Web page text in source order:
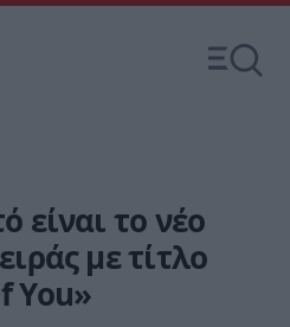
είναι το νέο
με τίτλο
You»